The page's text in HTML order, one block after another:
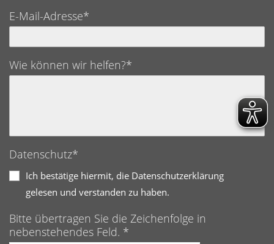
E-Mail-Adresse*
Wie können wir helfen?*
Datenschutz*
Ich bestätige hiermit, die Datenschutzerklärung
gelesen und verstanden zu haben.
Bitte übertragen Sie die Zeichenfolge in
nebenstehendes Feld. *